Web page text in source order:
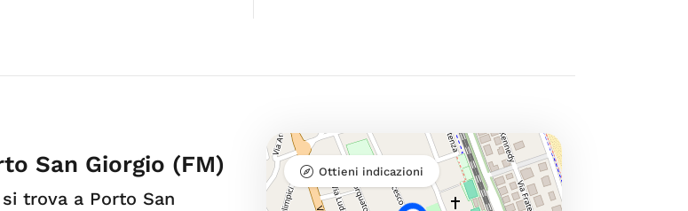
San Giorgio (FM)
trova a Porto San
Ottieni indicazioni